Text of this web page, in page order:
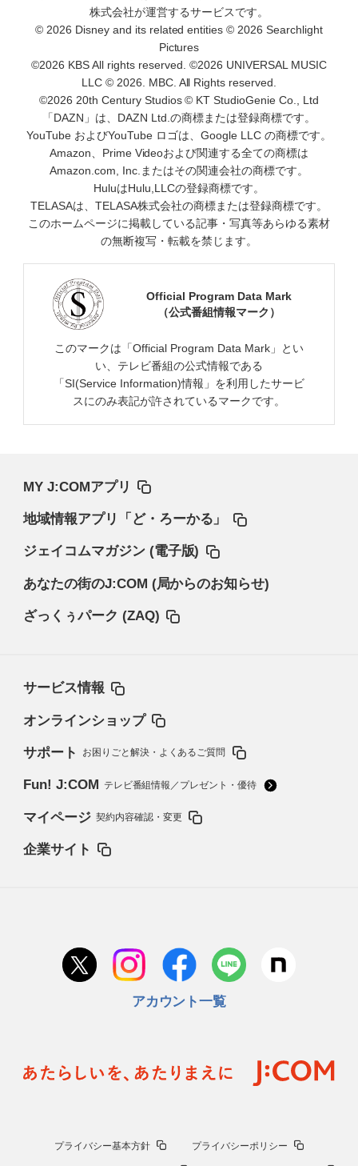
株式会社が運営するサービスです。
© 2026 Disney and its related entities © 2026 Searchlight
Pictures
©2026 KBS All rights reserved. ©2026 UNIVERSAL MUSIC
LLC © 2026. MBC. All Rights reserved.
©2026 20th Century Studios © KT StudioGenie Co., Ltd
「DAZN」は、DAZN Ltd.の商標または登録商標です。
YouTube およびYouTube ロゴは、Google LLC の商標です。
Amazon、Prime Videoおよび関連する全ての商標は
Amazon.com, Inc.またはその関連会社の商標です。
HuluはHulu,LLCの登録商標です。
TELASAは、TELASA株式会社の商標または登録商標です。
このホームページに掲載している記事・写真等あらゆる素材
の無断複写・転載を禁じます。
Official Program Data Mark
（公式番組情報マーク）
このマークは「Official Program Data Mark」とい
い、テレビ番組の公式情報である
「SI(Service Information)情報」を利用したサービ
スにのみ表記が許されているマークです。
MY J:COMアプリ
地域情報アプリ「ど・ろーかる」
ジェイコムマガジン (電子版)
あなたの街のJ:COM (局からのお知らせ)
ざっくぅパーク (ZAQ)
サービス情報
オンラインショップ
サポート お困りごと解決・よくあるご質問
Fun! J:COM テレビ番組情報／プレゼント・優待
マイページ 契約内容確認・変更
企業サイト
アカウント一覧
プライバシー基本方針 プライバシーポリシー